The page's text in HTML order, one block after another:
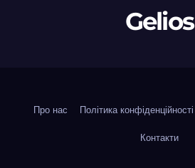
Gelios
Про нас Політика конфіденційності
Контакти